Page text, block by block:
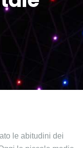
le abitudini dei